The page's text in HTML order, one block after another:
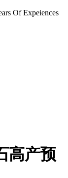
Of Expeiences
高产预